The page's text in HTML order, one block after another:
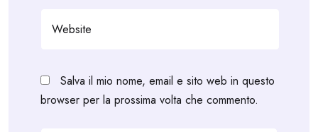
Salva il mio nome, email e sito web in questo
browser per la prossima volta che commento.